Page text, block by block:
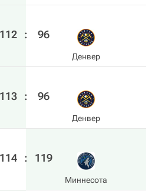
112 : 96
Денвер
113 : 96
Денвер
114 : 119
Миннесота